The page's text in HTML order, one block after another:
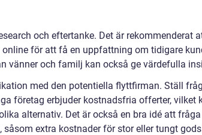
och eftertanke. Det är rekommenderat
för att få en uppfattning om tidigare
vänner och familj kan också ge värdefulla
med den potentiella flyttfirman. Ställ
företag erbjuder kostnadsfria offerter, vilket
alternativ. Det är också en bra idé att
extra kostnader för stor eller tungt